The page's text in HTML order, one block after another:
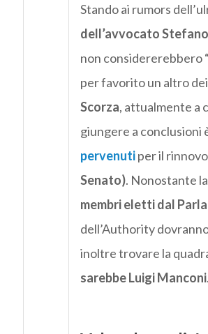
Stando ai rumors
dell’avvocato
non considererebbero
per favorito un altro
Scorza, attualmente a
giungere a conclusioni
pervenuti per il
Senato). Nonostante
membri eletti dal
dell’Authority
inoltre trovare la
sarebbe Luigi Manconi.